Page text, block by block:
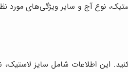
نوع آج و سایر ویژگی‌های مورد
این اطلاعات شامل سایز